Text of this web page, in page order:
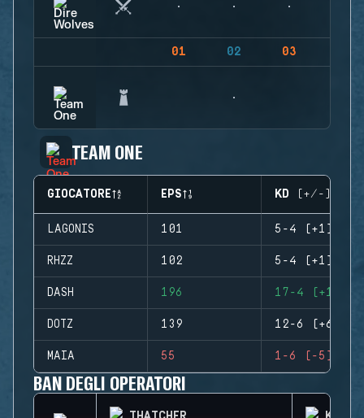
01 02 03
TEAM ONE
GIOCATORE EPS KD (+/-)
LAGONIS 101 5-4 (+1)
RHZZ 102 5-4 (+1)
DASH 196 17-4 (+13)
DOTZ 139 12-6 (+6)
MAIA 55 1-6 (-5)
BAN DEGLI OPERATORI